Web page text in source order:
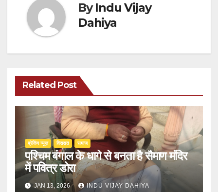
ByIndu Vijay
Dahiya
Related Post
ब्रेकिंग न्यूज़ ‍‍विरासत समाज
पश्चिम बंगाल के धागे से बनता है सैमाण मंदिर
में पवित्र डोरा
JAN 13, 2026 INDU VIJAY DAHIYA